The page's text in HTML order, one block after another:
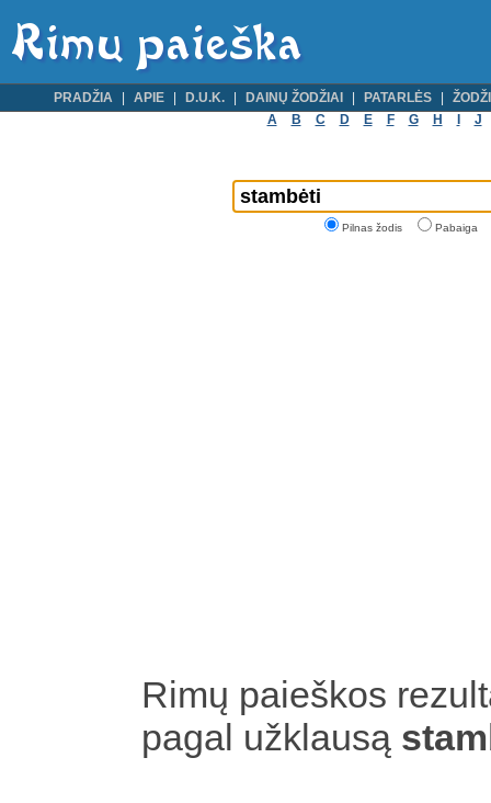
PRADŽIA APIE D.U.K. DAINŲ ŽODŽIAI PATARLĖS
A
B C D E F G H J
Pilnas žodis Pabaiga
Rimų paieškos
pagal užklausą